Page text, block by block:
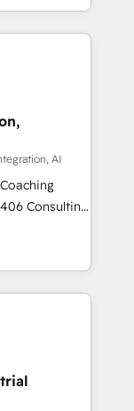
from CRM
sales
and meet
4
skills,
AI
how
build your
it, then stay
+
Data